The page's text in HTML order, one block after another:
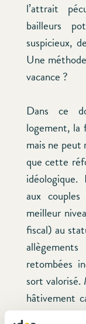
l’attrait
bailleurs
suspicieux,
Une
vacance ?
Dans ce
logement, la
mais ne
que cette
aux
meilleur
fiscal) au
retombées
sort
hâtivement